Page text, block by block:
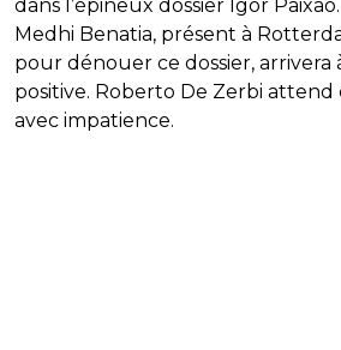
dans l’épineux dossier Igor
Medhi Benatia, présent à
pour dénouer ce dossier, arrivera
positive. Roberto De Zerbi attend
avec impatience.